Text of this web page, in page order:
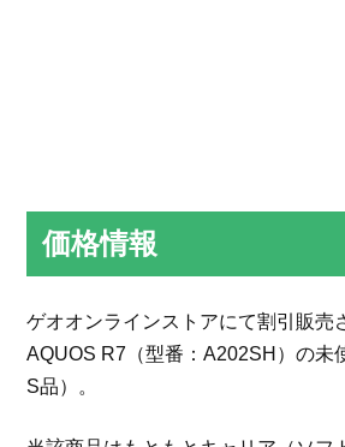
価格情報
ゲオオンラインストアにて割引販売
AQUOS R7（型番：A202SH）の未
S品）。